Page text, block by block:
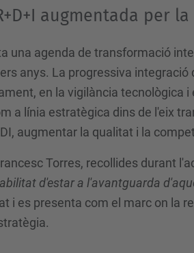
augmentada per la
una agenda de transformació
anys. La progressiva
en la vigilància tecnològica
a línia estratègica dins de l'eix
augmentar la qualitat i la
Torres, recollides durant
d'estar a l'avantguarda
i es presenta com el marc on la